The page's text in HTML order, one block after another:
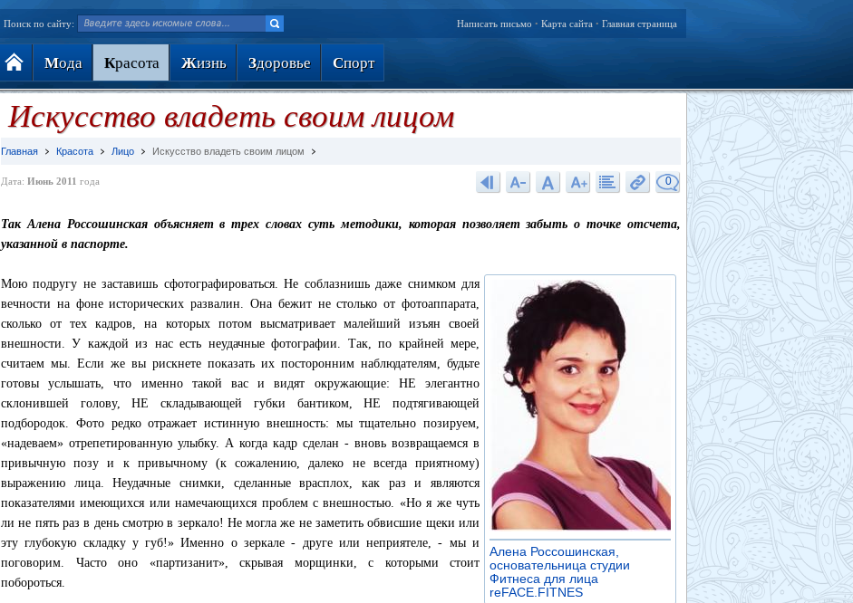
Поиск по сайту: Написать письмо • Карта сайта • Главная страница
Мода Красота Жизнь Здоровье Спорт
Искусство владеть своим лицом
Главная Красота Лицо Искусство владеть своим лицом
Дата: Июнь 2011 года 0
Так Алена Россошинская объясняет в трех словах суть методики, которая позволяет забыть о точке отсчета,
указанной в паспорте.
Алена Россошинская,
основательница студии
Фитнеса для лица
reFACE.FITNES
Мою подругу не заставишь сфотографироваться. Не соблазнишь даже снимком для
вечности на фоне исторических развалин. Она бежит не столько от фотоаппарата,
сколько от тех кадров, на которых потом высматривает малейший изъян своей
внешности. У каждой из нас есть неудачные фотографии. Так, по крайней мере,
считаем мы. Если же вы рискнете показать их посторонним наблюдателям, будьте
готовы услышать, что именно такой вас и видят окружающие: НЕ элегантно
склонившей голову, НЕ складывающей губки бантиком, НЕ подтягивающей
подбородок. Фото редко отражает истинную внешность: мы тщательно позируем,
«надеваем» отрепетированную улыбку. А когда кадр сделан - вновь возвращаемся в
привычную позу и к привычному (к сожалению, далеко не всегда приятному)
выражению лица. Неудачные снимки, сделанные врасплох, как раз и являются
показателями имеющихся или намечающихся проблем с внешностью. «Но я же чуть
ли не пять раз в день смотрю в зеркало! Не могла же не заметить обвисшие щеки или
эту глубокую складку у губ!» Именно о зеркале - друге или неприятеле, - мы и
поговорим. Часто оно «партизанит», скрывая морщинки, с которыми стоит
побороться.